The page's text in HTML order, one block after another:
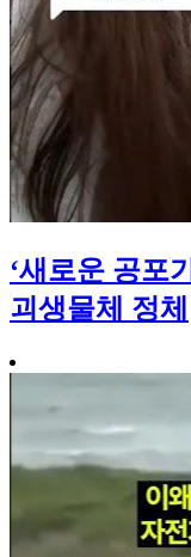
‘새로운 공포
괴생물체 정체